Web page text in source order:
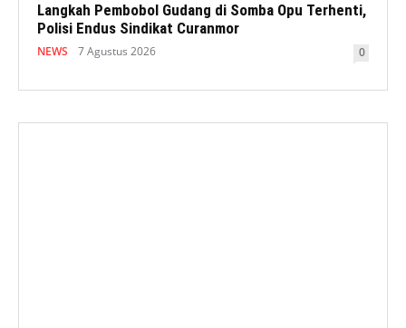
Langkah Pembobol Gudang di Somba Opu Terhenti,
Polisi Endus Sindikat Curanmor
NEWS 7 Agustus 2026 0